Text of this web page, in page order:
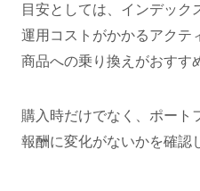
目安としては、インデック
運用コストがかかるアクテ
商品への乗り換えがおすす
購入時だけでなく、ポート
報酬に変化がないかを確認